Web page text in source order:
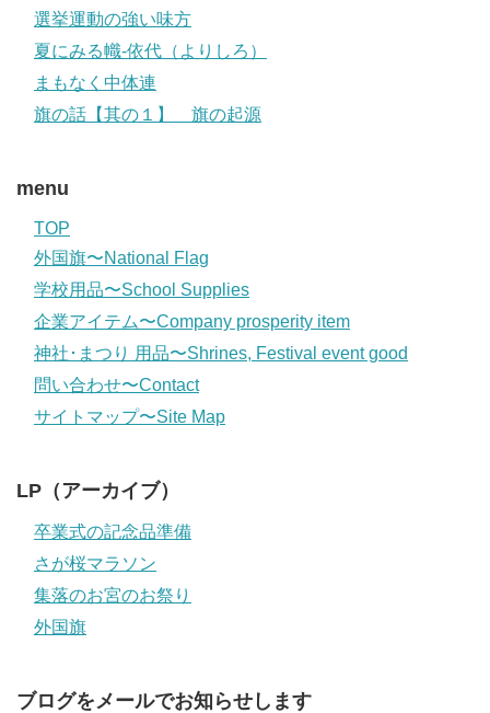
選挙運動の強い味方
夏にみる幟-依代（よりしろ）
まもなく中体連
旗の話【其の１】 旗の起源
menu
TOP
外国旗〜National Flag
学校用品〜School Supplies
企業アイテム〜Company prosperity item
神社･まつり 用品〜Shrines, Festival event good
問い合わせ〜Contact
サイトマップ〜Site Map
LP（アーカイブ）
卒業式の記念品準備
さが桜マラソン
集落のお宮のお祭り
外国旗
ブログをメールでお知らせします